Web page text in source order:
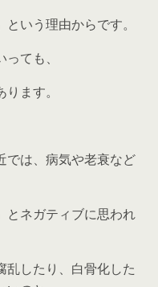
いう理由からです。
ても、
ます。
では、病気や老衰など
とネガティブに思われ
乱したり、白骨化した